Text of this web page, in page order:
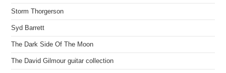
Storm Thorgerson
Syd Barrett
The Dark Side Of The Moon
The David Gilmour guitar collection